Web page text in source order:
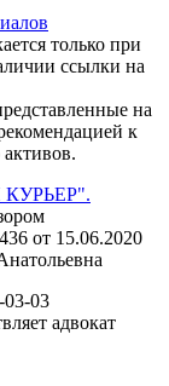
только при
ссылки на
на
к
от 15.06.2020
03-03
адвокат